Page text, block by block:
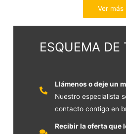
Ver más
ESQUEMA DE
Llámenos o deje un
Nuestro especialista
contacto contigo en
Recibir la oferta que